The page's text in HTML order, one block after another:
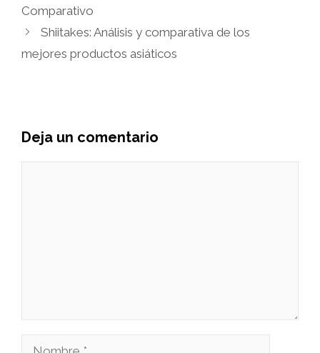
Comparativo
Shiitakes: Análisis y comparativa de los
mejores productos asiáticos
Deja un comentario
Nombre